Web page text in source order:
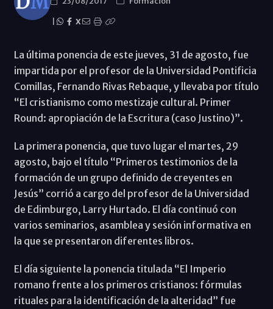
X
La última ponencia de este jueves, 31 de agosto, fue
impartida por el profesor de la Universidad Pontificia
Comillas, Fernando Rivas Rebaque, y llevaba por título
“El cristianismo como mestizaje cultural. Primer
Round: apropiación de la Escritura (caso Justino)”.
La primera ponencia, que tuvo lugar el martes, 29
agosto, bajo el título “Primeros testimonios de la
formación de un grupo definido de creyentes en
Jesús” corrió a cargo del profesor de la Universidad
de Edimburgo, Larry Hurtado. El día continuó con
varios seminarios, asamblea y sesión informativa en
la que se presentaron diferentes libros.
El día siguiente la ponencia titulada “El Imperio
romano frente a los primeros cristianos: fórmulas
rituales para la identificación de la alteridad” fue